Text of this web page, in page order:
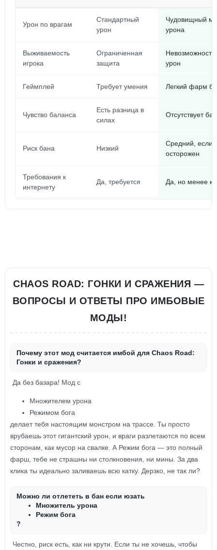
Урон по врагам
Стандартный
урон
Чудовищный
урона
Выживаемость
игрока
Ограниченная
защита
Невозможность
урон
Геймплей Требует умения Легкий фарм
Чувство баланса
Есть разница в
силах
Отсутствует
Риск бана Низкий
Средний, если
осторожен
Требования к
интернету
Да, требуется Да, но менее
CHAOS ROAD: ГОНКИ И СРАЖЕНИЯ —
ВОПРОСЫ И ОТВЕТЫ ПРО ИМБОВЫЕ
МОДЫ!
Почему этот мод считается имбой для Chaos Road:
Гонки и сражения?
Да без базара! Мод с
Множителем урона
Режимом бога
делает тебя настоящим монстром на трассе. Ты просто
врубаешь этот гигантский урон, и враги разлетаются по всем
сторонам, как мусор на свалке. А Режим бога — это полный
фарш, тебе не страшны ни столкновения, ни мины. За два
клика ты идеально заливаешь всю катку. Дерзко, не так ли?
Можно ли отлететь в бан если юзать
Множитель урона
Режим бога
?
Честно, риск есть, как ни крути. Если ты не хочешь, чтобы